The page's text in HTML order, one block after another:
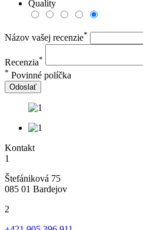
Quality
Názov vašej recenzie*
Recenzia*
* Povinné políčka
Odoslať
Kontakt
1
Štefániková 75
085 01 Bardejov
2